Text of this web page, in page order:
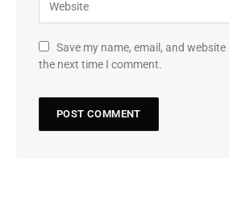
Save my name, email, and
the next time I comment.